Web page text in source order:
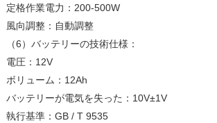
定格作業電力：200-500W
風向調整：自動調整
（6）バッテリーの技術仕様：
電圧：12V
ボリューム：12Ah
バッテリーが電気を失った：10V±1V
執行基準：GB / T 9535